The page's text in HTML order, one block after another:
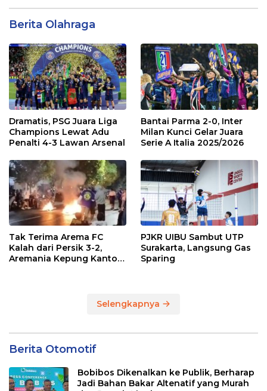
Berita Olahraga
Dramatis, PSG Juara Liga
Champions Lewat Adu
Penalti 4-3 Lawan Arsenal
Bantai Parma 2-0, Inter
Milan Kunci Gelar Juara
Serie A Italia 2025/2026
Tak Terima Arema FC
Kalah dari Persik 3-2,
Aremania Kepung Kantor
PJKR UIBU Sambut UTP
Surakarta, Langsung Gas
Sparing
Selengkapnya
Berita Otomotif
Bobibos Dikenalkan ke Publik, Berharap
Jadi Bahan Bakar Altenatif yang Murah